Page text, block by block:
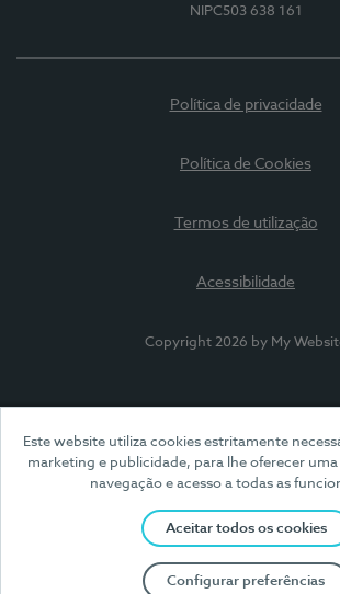
Este website utiliza cookies estritamente
marketing e publicidade, para lhe oferecer
navegação e acesso a todas as
Aceitar todos os cookies
Configurar preferências
NIPC503 638 161
Política de privacidade
Política de Cookies
Termos de utilização
Acessibilidade
Copyright 2026 by My